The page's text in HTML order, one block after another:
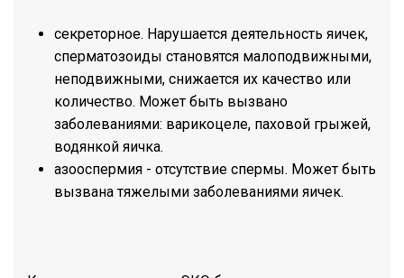
секреторное. Нарушается деятельность яичек,
сперматозоиды становятся малоподвижными,
неподвижными, снижается их качество или
количество. Может быть вызвано
заболеваниями: варикоцеле, паховой грыжей,
водянкой яичка.
азооспермия - отсутствие спермы. Может быть
вызвана тяжелыми заболеваниями яичек.